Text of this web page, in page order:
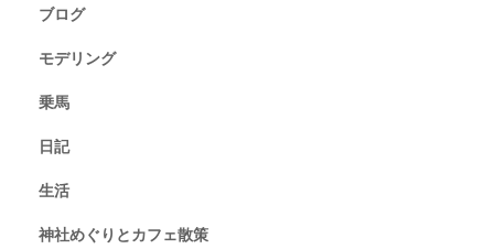
ブログ
モデリング
乗馬
日記
生活
神社めぐりとカフェ散策